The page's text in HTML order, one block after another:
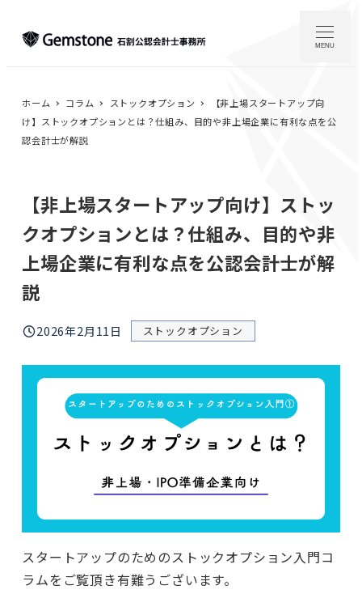
MENU
ホーム コラム ストックオプション
【非上場スタートアップ向
け】ストックオプションとは？仕組み、目的や非上場企業に有利な点を公
認会計士が解説
【非上場スタートアップ向け】ストッ
クオプションとは？仕組み、目的や非
上場企業に有利な点を公認会計士が解
説
投稿日
2026年2月11日 カテゴリー
ストックオプション
スタートアップのためのストックオプション入門コ
ラムをご覧頂き有難うございます。